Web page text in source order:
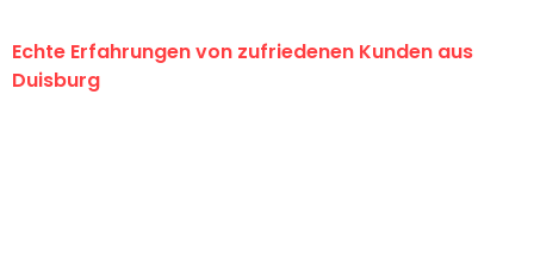
Echte Erfahrungen von zufriedenen Kunden aus
Duisburg